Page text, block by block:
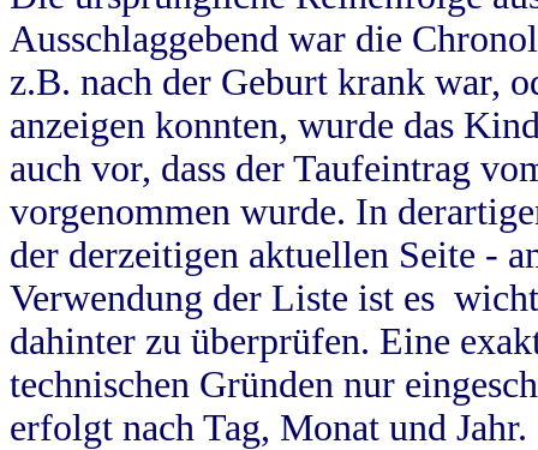
Ausschlaggebend war die
z.B. nach der Geburt krank war,
anzeigen konnten, wurde das
auch vor, dass der Taufeintrag
vorgenommen wurde. In
der derzeitigen aktuellen Seite -
Verwendung der Liste ist es
dahinter zu überprüfen. Eine
technischen Gründen nur
erfolgt nach Tag, Monat und Jahr.